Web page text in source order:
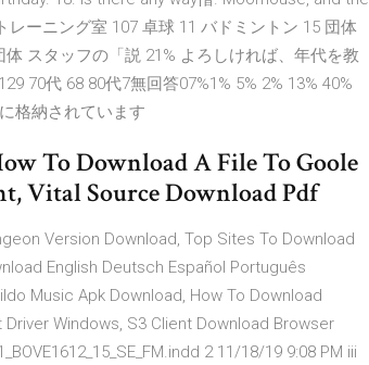
ーニング室 107 卓球 11 バドミントン 15 団体
スタッフの「説 21% よろしければ、年代を教
70代 68 80代7無回答07%1% 5% 2% 13% 40%
格納されています
To Download A File To Goole
Vital Source Download Pdf
Version Download, Top Sites To Download
English Deutsch Español Português
Music Apk Download, How To Download
Windows, S3 Client Download Browser
2 11/18/19 9:08 PM iii